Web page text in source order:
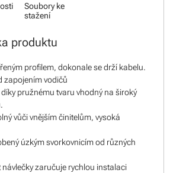
Soubory ke
stažení
produktu
profilem, dokonale se drží kabelu.
zapojením vodičů
pružnému tvaru vhodný na široký
vůči vnějším činitelům, vysoká
úzkým svorkovnicím od různých
návlečky zaručuje rychlou instalaci